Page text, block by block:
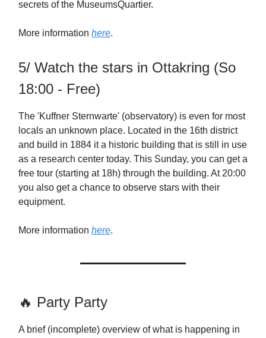
secrets of the MuseumsQuartier.
More information here.
5/ Watch the stars in Ottakring (So
18:00 - Free)
The 'Kuffner Sternwarte' (observatory) is even for most
locals an unknown place. Located in the 16th district
and build in 1884 it a historic building that is still in use
as a research center today. This Sunday, you can get a
free tour (starting at 18h) through the building. At 20:00
you also get a chance to observe stars with their
equipment.
More information here.
🔥 Party Party
A brief (incomplete) overview of what is happening in